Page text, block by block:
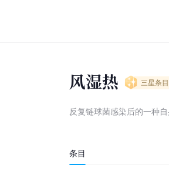
风湿热 三星条目
反复链球菌感染后的一种
条目